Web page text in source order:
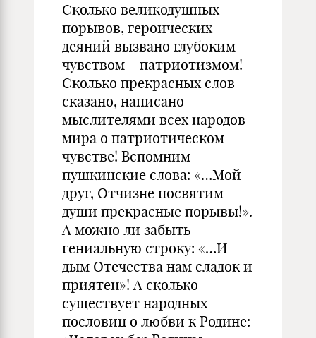
Сколько великодушных
порывов, героических
деяний вызвано глубоким
чувством – патриотизмом!
Сколько прекрасных слов
сказано, написано
мыслителями всех народов
мира о патриотическом
чувстве! Вспомним
пушкинские слова: «…Мой
друг, Отчизне посвятим
души прекрасные порывы!».
А можно ли забыть
гениальную строку: «…И
дым Отечества нам сладок и
приятен»! А сколько
существует народных
пословиц о любви к Родине: